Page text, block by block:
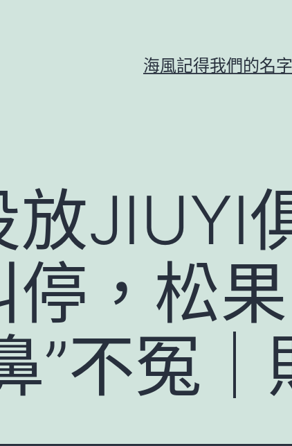
海風記得我們的名字
放JIUYI
停，松
”不冤